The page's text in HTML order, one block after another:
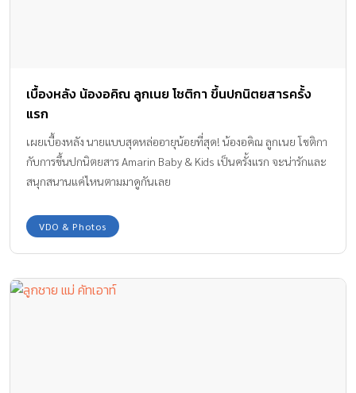
เบื้องหลัง น้องอคิณ ลูกเนย โชติกา ขึ้นปกนิตยสารครั้ง
แรก
เผยเบื้องหลัง นายแบบสุดหล่ออายุน้อยที่สุด! น้องอคิณ ลูกเนย โชติกา
กับการขึ้นปกนิตยสาร Amarin Baby & Kids เป็นครั้งแรก จะน่ารักและ
สนุกสนานแค่ไหนตามมาดูกันเลย
VDO & Photos